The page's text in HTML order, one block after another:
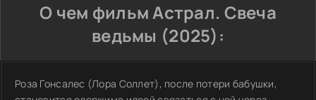
О чем фильм Астрал. Свеча
ведьмы (2025):
Роза Гонсалес (Лора Соллет), после потери бабушки,